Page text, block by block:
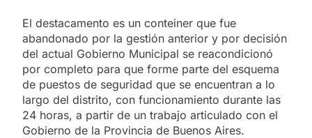
El destacamento es un conteiner que fue
abandonado por la gestión anterior y por decisión
del actual Gobierno Municipal se reacondicionó
por completo para que forme parte del esquema
de puestos de seguridad que se encuentran a lo
largo del distrito, con funcionamiento durante las
24 horas, a partir de un trabajo articulado con el
Gobierno de la Provincia de Buenos Aires.